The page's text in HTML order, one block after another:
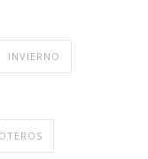
INVIERNO